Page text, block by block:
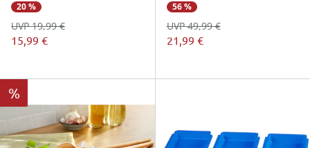
20 %
15,99 €
UVP 19,99 €
56 %
21,99 €
UVP 49,99 €
%